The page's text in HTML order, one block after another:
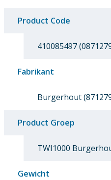
Product Code
410085497
Fabrikant
Burgerhout
Product Groep
TWI1000
Gewicht